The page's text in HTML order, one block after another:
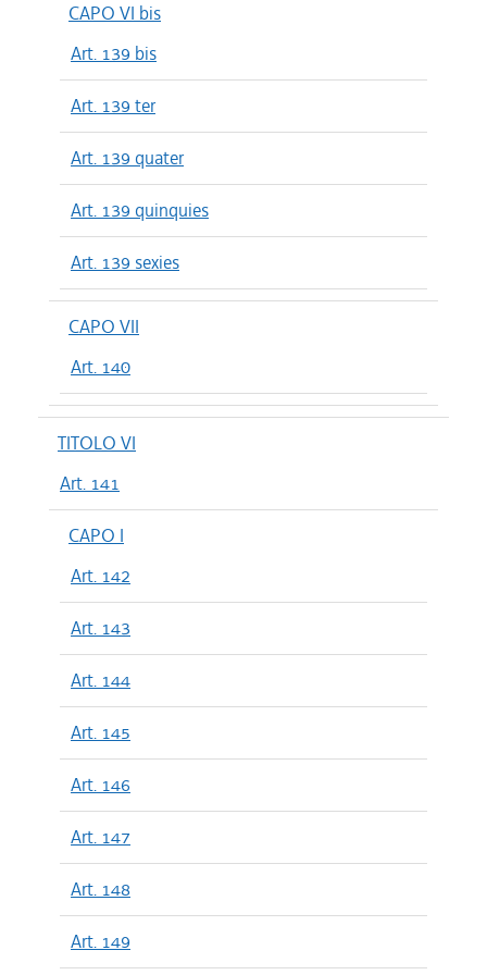
CAPO VI bis
Art. 139 bis
Art. 139 ter
Art. 139 quater
Art. 139 quinquies
Art. 139 sexies
CAPO VII
Art. 140
TITOLO VI
Art. 141
CAPO I
Art. 142
Art. 143
Art. 144
Art. 145
Art. 146
Art. 147
Art. 148
Art. 149